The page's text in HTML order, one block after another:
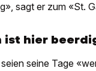
sagt er zum «St.
ist hier
seine Tage